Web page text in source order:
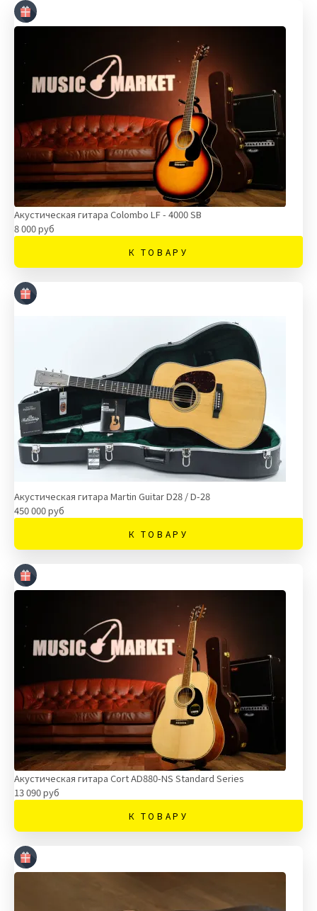
Акустическая гитара Сolombo LF - 4000 SB
8 000 руб
К ТОВАРУ
Акустическая гитара Martin Guitar D28 / D-28
450 000 руб
К ТОВАРУ
Акустическая гитара Cort AD880-NS Standard Series
13 090 руб
К ТОВАРУ